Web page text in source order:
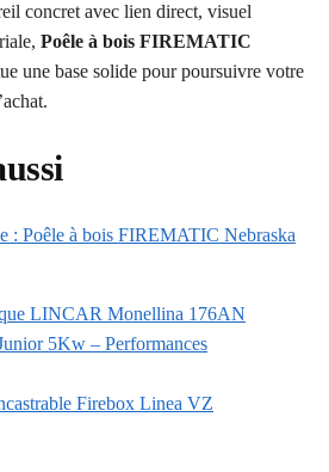
concret avec lien direct, visuel
Poêle à bois FIREMATIC
une base solide pour poursuivre votre
: Poêle à bois FIREMATIC Nebraska
LINCAR Monellina 176AN
5Kw – Performances
Firebox Linea VZ